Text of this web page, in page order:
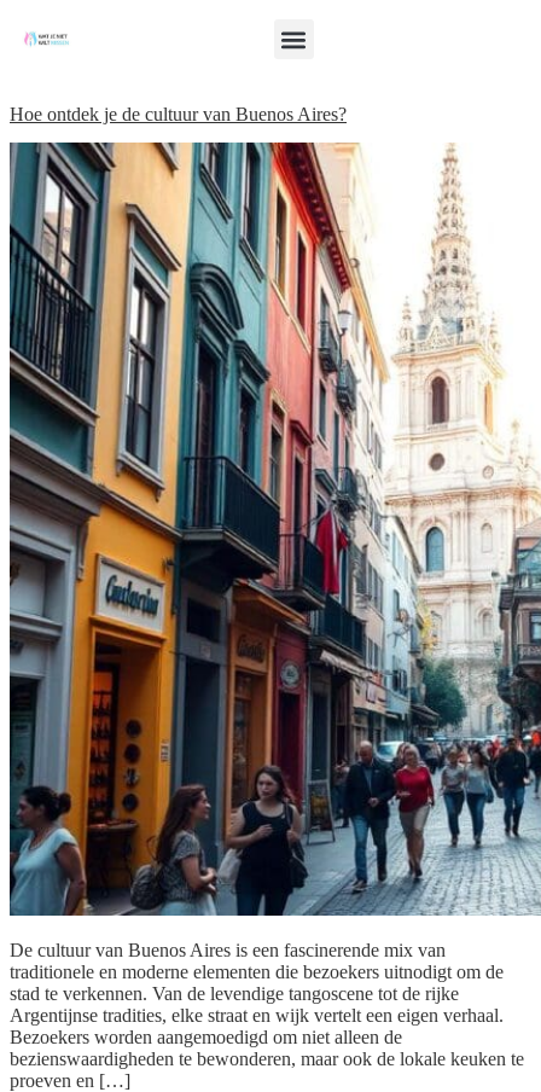
Hoe ontdek je de cultuur van Buenos Aires?
De cultuur van Buenos Aires is een fascinerende mix van
traditionele en moderne elementen die bezoekers uitnodigt om de
stad te verkennen. Van de levendige tangoscene tot de rijke
Argentijnse tradities, elke straat en wijk vertelt een eigen verhaal.
Bezoekers worden aangemoedigd om niet alleen de
bezienswaardigheden te bewonderen, maar ook de lokale keuken te
proeven en […]